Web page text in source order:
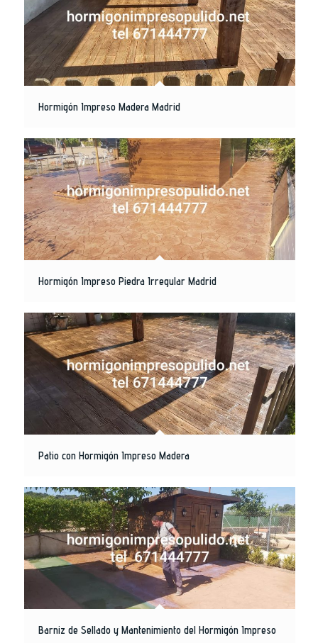
Hormigón Impreso Madera Madrid
Hormigón Impreso Piedra Irregular Madrid
Patio con Hormigón Impreso Madera
Barniz de Sellado y Mantenimiento del Hormigón Impreso